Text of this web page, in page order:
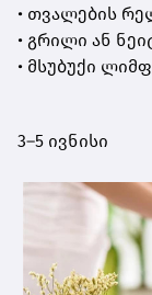
• თვალების
• გრილი ან
• მსუბუქი
3–5 ივნისი